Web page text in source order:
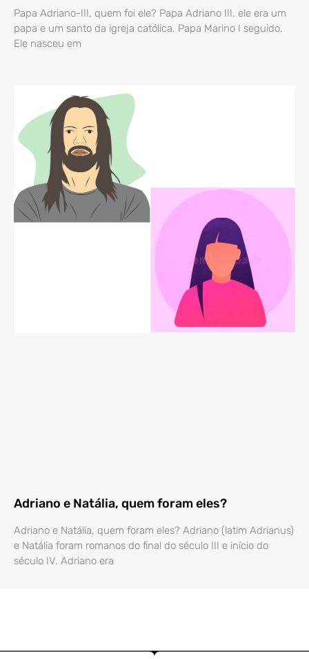
Papa Adriano-III, quem foi ele? Papa Adriano III. ele era um
papa e um santo da igreja católica. Papa Marino I seguido.
Ele nasceu em
Adriano e Natália, quem foram eles?
Adriano e Natália, quem foram eles? Adriano (latim Adrianus)
e Natália foram romanos do final do século III e início do
século IV. Adriano era